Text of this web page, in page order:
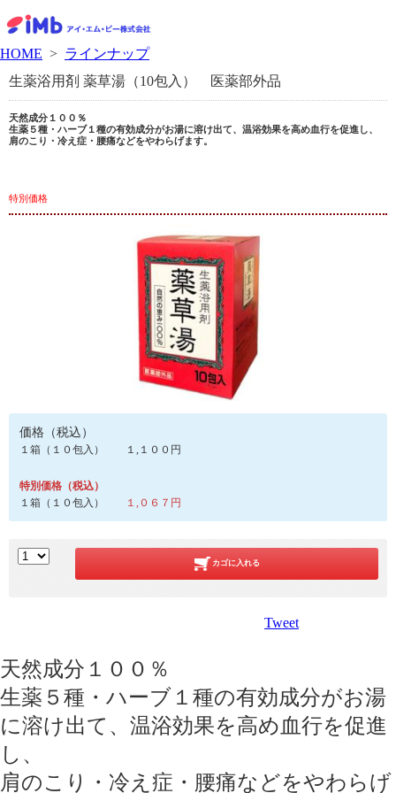
HOME > ラインナップ
生薬浴用剤 薬草湯（10包入） 医薬部外品
天然成分１００％
生薬５種・ハーブ１種の有効成分がお湯に溶け出て、温浴効果を高め血行を促進し、
肩のこり・冷え症・腰痛などをやわらげます。
特別価格
価格（税込）
１箱（１０包入） １,１００円
特別価格（税込）
１箱（１０包入）
１,０６７円
カゴに入れる
Tweet
天然成分１００％
生薬５種・ハーブ１種の有効成分がお湯
に溶け出て、温浴効果を高め血行を促進
し、
肩のこり・冷え症・腰痛などをやわらげ